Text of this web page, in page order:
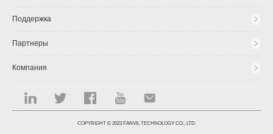
Поддержка
Партнеры
Компания
COPYRIGHT © 2023 FANVIL TECHNOLOGY CO., LTD.